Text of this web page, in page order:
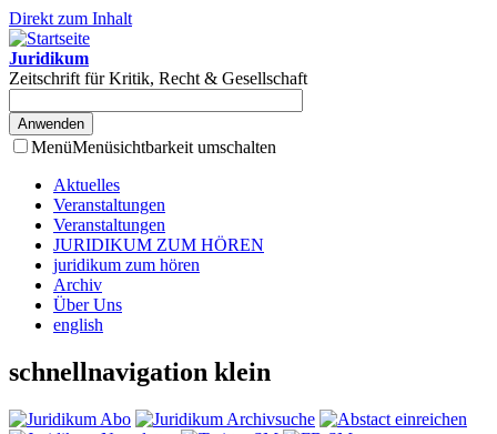
Direkt zum Inhalt
Juridikum
Zeitschrift für Kritik, Recht & Gesellschaft
MenüMenüsichtbarkeit umschalten
Aktuelles
Veranstaltungen
Veranstaltungen
JURIDIKUM ZUM HÖREN
juridikum zum hören
Archiv
Über Uns
english
schnellnavigation klein